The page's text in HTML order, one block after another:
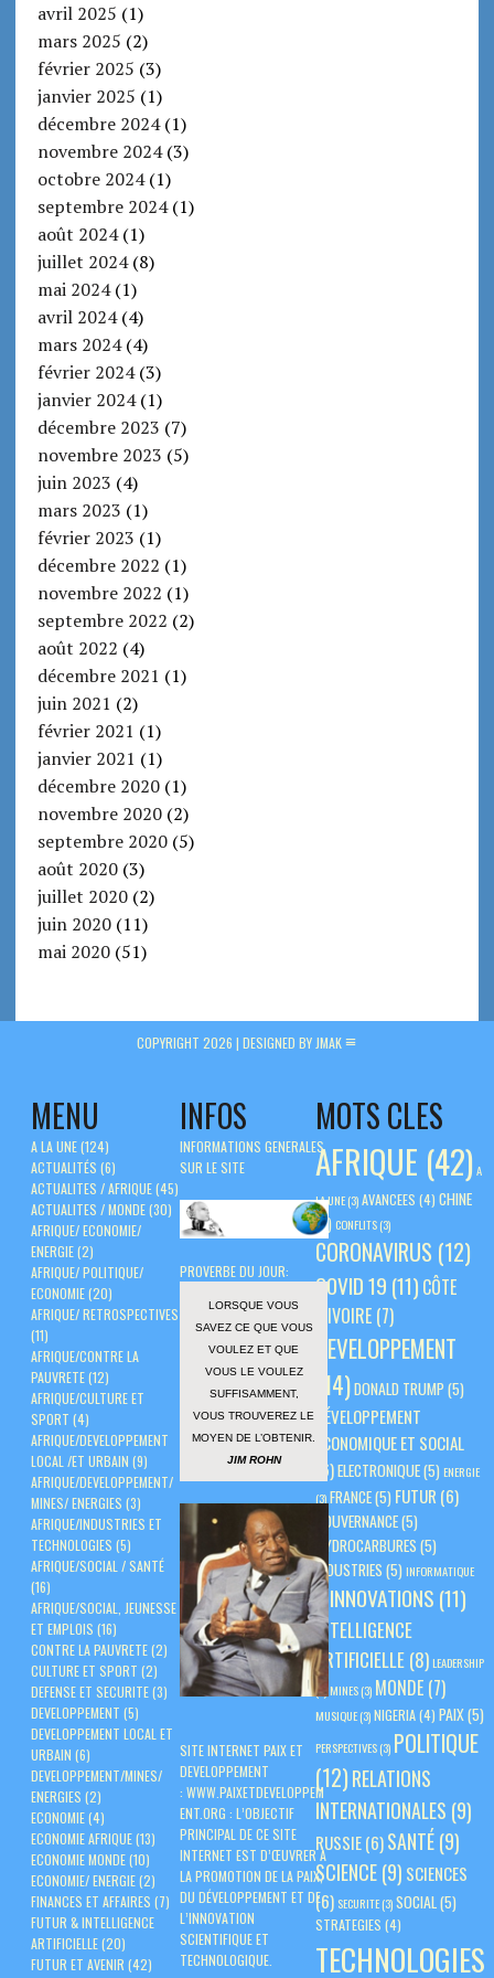
avril 2025 (1)
mars 2025 (2)
février 2025 (3)
janvier 2025 (1)
décembre 2024(1)
novembre 2024(3)
octobre 2024(1)
septembre 2024(1)
août 2024(1)
juillet 2024(8)
mai 2024(1)
avril 2024(4)
mars 2024(4)
février 2024(3)
janvier 2024(1)
décembre 2023 (7)
novembre 2023 (5)
juin 2023 (4)
mars 2023 (1)
février 2023 (1)
décembre 2022 (1)
novembre 2022 (1)
septembre 2022 (2)
août 2022 (4)
décembre 2021 (1)
juin 2021 (2)
février 2021 (1)
janvier 2021 (1)
décembre 2020(1)
novembre 2020(2)
septembre 2020(5)
août 2020(3)
juillet 2020(2)
juin 2020(11)
mai 2020(51)
COPYRIGHT 2026 | DESIGNED BY JMAK
MENU
A LA UNE(124)
ACTUALITÉS (6)
ACTUALITES / AFRIQUE(45)
ACTUALITES / MONDE(30)
AFRIQUE/ ECONOMIE/
ENERGIE(2)
AFRIQUE/ POLITIQUE/
ECONOMIE(20)
AFRIQUE/ RETROSPECTIVES
(11)
AFRIQUE/CONTRE LA
PAUVRETE(12)
AFRIQUE/CULTURE ET
SPORT (4)
AFRIQUE/DEVELOPPEMENT
LOCAL /ET URBAIN (9)
AFRIQUE/DEVELOPPEMENT/
MINES/ ENERGIES (3)
AFRIQUE/INDUSTRIES ET
TECHNOLOGIES (5)
AFRIQUE/SOCIAL / SANTÉ
(16)
AFRIQUE/SOCIAL, JEUNESSE
ET EMPLOIS (16)
CONTRE LA PAUVRETE(2)
CULTURE ET SPORT (2)
DEFENSE ET SECURITE(3)
DEVELOPPEMENT (5)
DEVELOPPEMENT LOCAL ET
URBAIN (6)
DEVELOPPEMENT/MINES/
ENERGIES (2)
ECONOMIE(4)
ECONOMIE AFRIQUE(13)
ECONOMIE MONDE(10)
ECONOMIE/ ENERGIE(2)
FINANCES ET AFFAIRES (7)
FUTUR & INTELLIGENCE
ARTIFICIELLE(20)
FUTUR ET AVENIR (42)
MOTS CLES
AFRIQUE (42) A
LA UNE(3)AVANCEES (4) CHINE
(5)CONFLITS(3)
CORONAVIRUS (12)
COVID 19 (11) CÔTE
D'IVOIRE (7)
DEVELOPPEMENT
(14)DONALD TRUMP(5)
DÉVELOPPEMENT
ÉCONOMIQUE ET SOCIAL
(6)ELECTRONIQUE(5)ENERGIE
(3)FRANCE(5)FUTUR (6)
GOUVERNANCE(5)
HYDROCARBURES(5)
INDUSTRIES(5)INFORMATIQUE
(3)
INNOVATIONS (11)
INTELLIGENCE
ARTIFICIELLE (8)LEADERSHIP
(3)MINES(3) MONDE (7)
MUSIQUE(3)NIGERIA(4) PAIX(5)
PERSPECTIVES(3) POLITIQUE
(12)RELATIONS
INTERNATIONALES (9)
RUSSIE(6)SANTÉ(9)
SCIENCE(9) SCIENCES
(6) SECURITE(3)SOCIAL (5)
STRATEGIES (4)
TECHNOLOGIES
INFOS
INFORMATIONS GENERALES
SUR LE SITE
PROVERBE DU JOUR:
LORSQUE VOUS
SAVEZ CE QUE VOUS
VOULEZ ET QUE
VOUS LE VOULEZ
SUFFISAMMENT,
VOUS TROUVEREZ LE
MOYEN DE L’OBTENIR.
JIM ROHN
SITE INTERNET PAIX ET
DEVELOPPEMENT
:WWW.PAIXETDEVELOPPEM
ENT.ORG : L’OBJECTIF
PRINCIPAL DE CE SITE
INTERNET EST D’ŒUVRER À
LA PROMOTION DE LA PAIX,
DU DÉVELOPPEMENT ET DE
L’INNOVATION
SCIENTIFIQUE ET
TECHNOLOGIQUE.